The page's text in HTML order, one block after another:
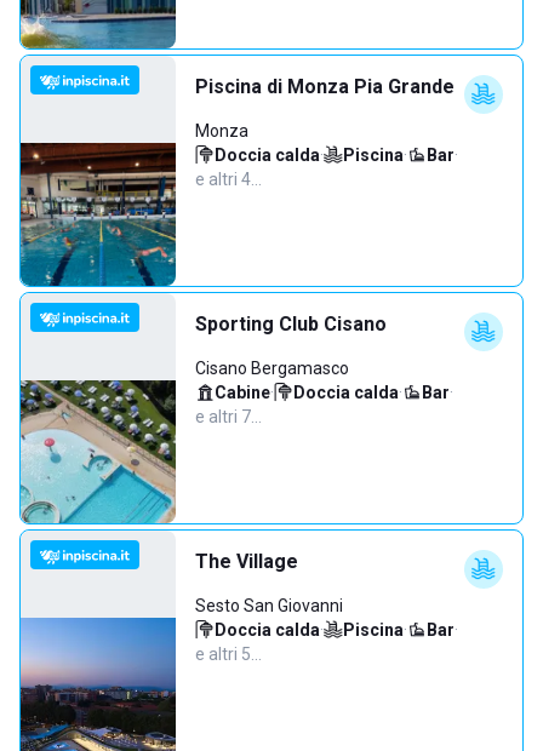
Piscina di Monza Pia Grande
Monza
Doccia calda· Piscina· Bar·
e altri 4…
Sporting Club Cisano
Cisano Bergamasco
Cabine· Doccia calda· Bar·
e altri 7…
The Village
Sesto San Giovanni
Doccia calda· Piscina· Bar·
e altri 5…